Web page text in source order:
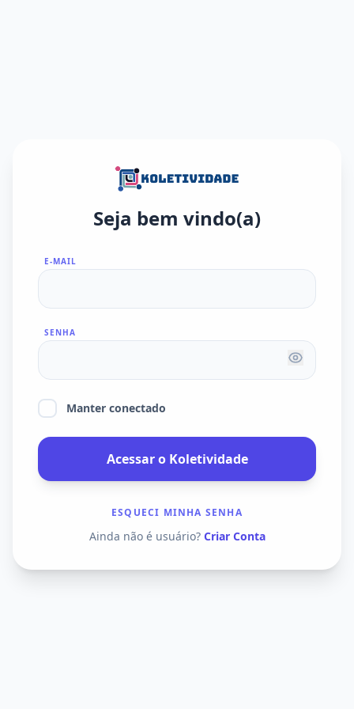
Seja bem vindo(a)
E-MAIL
SENHA
Manter conectado
Acessar o Koletividade
ESQUECI MINHA SENHA
Ainda não é usuário? Criar Conta